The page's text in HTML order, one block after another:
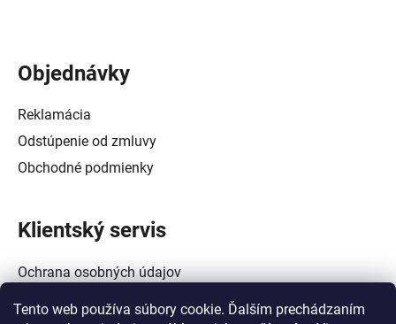
Tento web používa súbory cookie. Ďalším prechádzaním
Objednávky
Reklamácia
Odstúpenie od zmluvy
Obchodné podmienky
Klientský servis
Ochrana osobných údajov
Alternatívne riešenie spotrebiteľských sporov